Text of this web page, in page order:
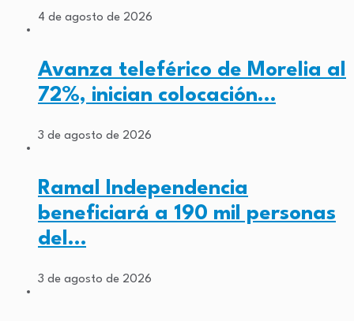
4 de agosto de 2026
Avanza teleférico de Morelia al
72%, inician colocación…
3 de agosto de 2026
Ramal Independencia
beneficiará a 190 mil personas
del…
3 de agosto de 2026